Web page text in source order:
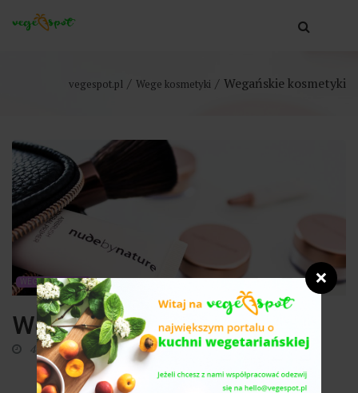
vegespot.pl Wege kosmetyki Wegańskie kosmetyki
WEGE KOSMETYKI
Wegańskie kosmetyki
4 czerwca 2019 0
❌